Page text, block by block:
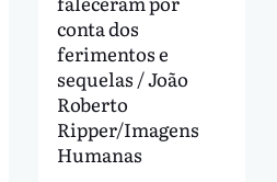
conta dos
ferimentos e
sequelas / João
Roberto
Ripper/Imagens
Humanas